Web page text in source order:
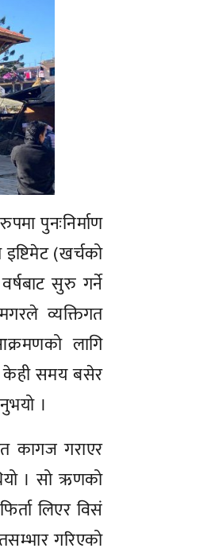
पुनःनिर्माण
(खर्चको
सुरु गर्ने
व्यक्तिगत
लागि
केही समय बसेर
।
कागज गराएर
। सो ऋणको
लिएर विसं
गरिएको